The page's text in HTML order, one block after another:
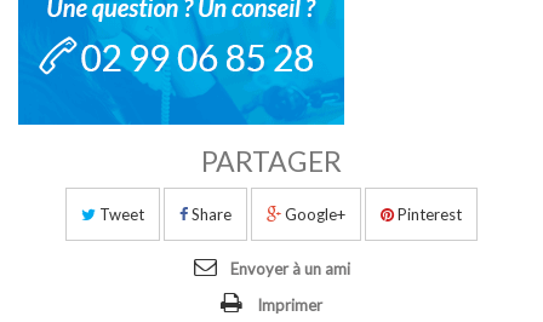
PARTAGER
Tweet Share Google+ Pinterest
Envoyer à un ami
Imprimer